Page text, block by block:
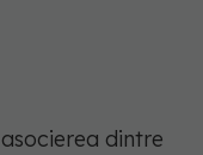
dintre